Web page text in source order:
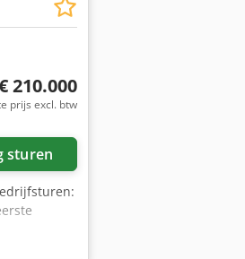
210.000
prijs excl. btw
sturen
cabine,